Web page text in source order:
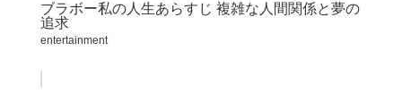
ブラボー私の人生あらすじ 複雑な人間関係と夢の
追求
entertainment